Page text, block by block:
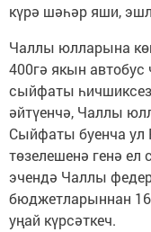
күрә шәһәр яши,
Чаллы юлларына
400гә якын
сыйфаты
әйтүенчә, Чаллы
Сыйфаты буенча ул
төзелешенә генә ел
эчендә Чаллы
бюджетларыннан
уңай күрсәткеч.